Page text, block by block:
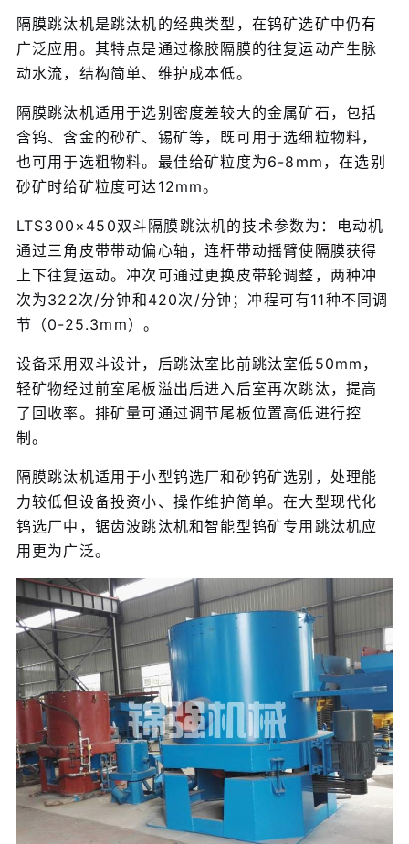
隔膜跳汰机是跳汰机的经典类型，在钨矿选矿中仍有
广泛应用。其特点是通过橡胶隔膜的往复运动产生脉
动水流，结构简单、维护成本低。
隔膜跳汰机适用于选别密度差较大的金属矿石，包括
含钨、含金的砂矿、锡矿等，既可用于选细粒物料，
也可用于选粗物料。最佳给矿粒度为6-8mm，在选别
砂矿时给矿粒度可达12mm。
LTS300×450双斗隔膜跳汰机的技术参数为：电动机
通过三角皮带带动偏心轴，连杆带动摇臂使隔膜获得
上下往复运动。冲次可通过更换皮带轮调整，两种冲
次为322次/分钟和420次/分钟；冲程可有11种不同调
节（0-25.3mm）。
设备采用双斗设计，后跳汰室比前跳汰室低50mm，
轻矿物经过前室尾板溢出后进入后室再次跳汰，提高
了回收率。排矿量可通过调节尾板位置高低进行控
制。
隔膜跳汰机适用于小型钨选厂和砂钨矿选别，处理能
力较低但设备投资小、操作维护简单。在大型现代化
钨选厂中，锯齿波跳汰机和智能型钨矿专用跳汰机应
用更为广泛。